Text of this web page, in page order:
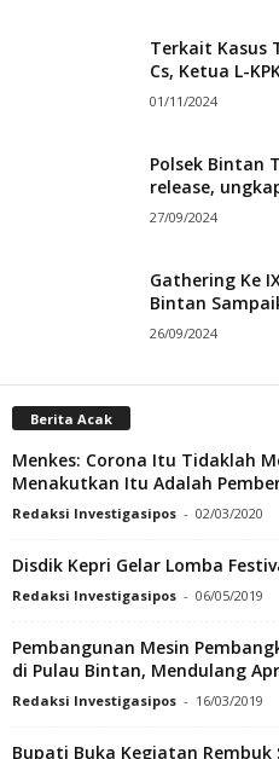
Terkait Kasus
Cs, Ketua L-
01/11/2024
Polsek Bintan
release,
27/09/2024
Gathering Ke
Bintan
26/09/2024
Berita Acak
Menkes: Corona Itu Tidaklah
Menakutkan Itu Adalah
Redaksi Investigasipos - 02/03/2020
Disdik Kepri Gelar Lomba
Redaksi Investigasipos - 06/05/2019
Pembangunan Mesin
di Pulau Bintan, Mendulang
Redaksi Investigasipos - 16/03/2019
Bupati Buka Kegiatan